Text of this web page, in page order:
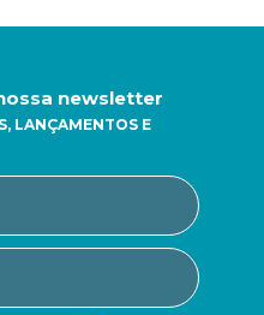
newsletter
LANÇAMENTOS E